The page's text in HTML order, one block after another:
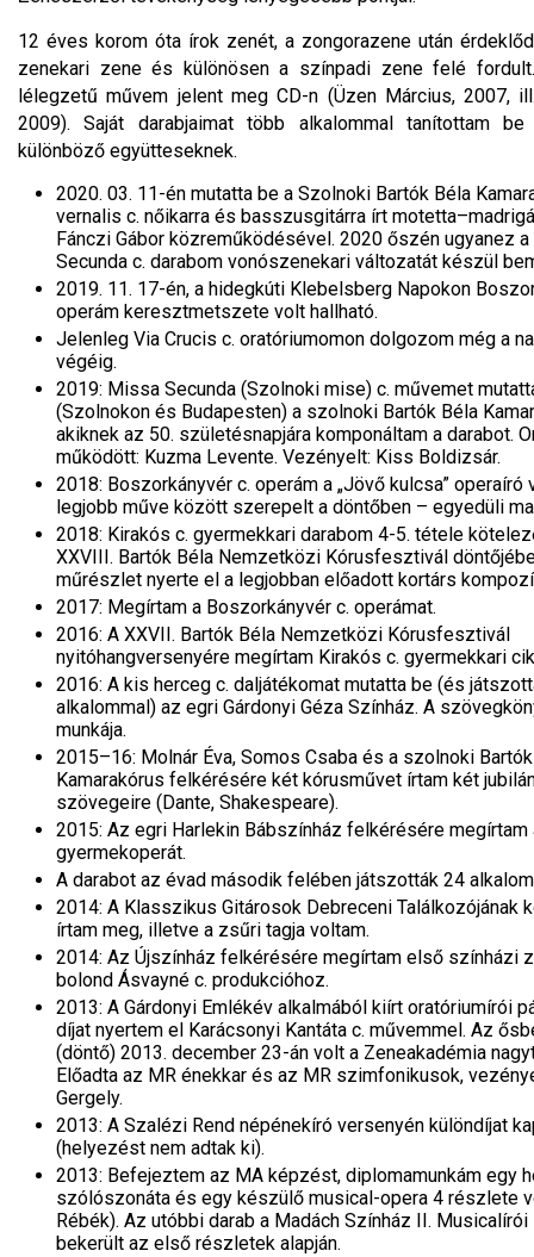
12 éves korom óta írok zenét, a zongorazene után
zenekari zene és különösen a színpadi zene felé
lélegzetű művem jelent meg CD-n (Üzen Március, 2007,
2009). Saját darabjaimat több alkalommal tanítottam
különböző együtteseknek.
2020. 03. 11-én mutatta be a Szolnoki Bartók Béla
vernalis c. nőikarra és basszusgitárra írt
Fánczi Gábor közreműködésével. 2020 őszén ugyanez
Secunda c. darabom vonószenekari változatát készül
2019. 11. 17-én, a hidegkúti Klebelsberg Napokon
operám keresztmetszete volt hallható.
Jelenleg Via Crucis c. oratóriumomon dolgozom még a
végéig.
2019: Missa Secunda (Szolnoki mise) c. művemet
(Szolnokon és Budapesten) a szolnoki Bartók Béla
akiknek az 50. születésnapjára komponáltam a darabot.
működött: Kuzma Levente. Vezényelt: Kiss Boldizsár.
2018: Boszorkányvér c. operám a „Jövő kulcsa” operaíró
legjobb műve között szerepelt a döntőben – egyedüli
2018: Kirakós c. gyermekkari darabom 4-5. tétele
XXVIII. Bartók Béla Nemzetközi Kórusfesztivál
műrészlet nyerte el a legjobban előadott kortárs
2017: Megírtam a Boszorkányvér c. operámat.
2016: A XXVII. Bartók Béla Nemzetközi Kórusfesztivál
nyitóhangversenyére megírtam Kirakós c. gyermekkari
2016: A kis herceg c. daljátékomat mutatta be (és
alkalommal) az egri Gárdonyi Géza Színház. A
munkája.
2015–16: Molnár Éva, Somos Csaba és a szolnoki
Kamarakórus felkérésére két kórusművet írtam két
szövegeire (Dante, Shakespeare).
2015: Az egri Harlekin Bábszínház felkérésére megírtam
gyermekoperát.
A darabot az évad második felében játszották 24
2014: A Klasszikus Gitárosok Debreceni Találkozójának
írtam meg, illetve a zsűri tagja voltam.
2014: Az Újszínház felkérésére megírtam első színházi
bolond Ásvayné c. produkcióhoz.
2013: A Gárdonyi Emlékév alkalmából kiírt oratóriumírói
díjat nyertem el Karácsonyi Kantáta c. művemmel. Az
(döntő) 2013. december 23-án volt a Zeneakadémia
Előadta az MR énekkar és az MR szimfonikusok,
Gergely.
2013: A Szalézi Rend népénekíró versenyén különdíjat
(helyezést nem adtak ki).
2013: Befejeztem az MA képzést, diplomamunkám egy
szólószonáta és egy készülő musical-opera 4 részlete
Rébék). Az utóbbi darab a Madách Színház II.
bekerült az első részletek alapján.